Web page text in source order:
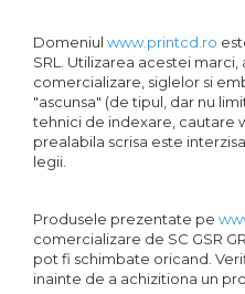
Domeniul www.printcd.ro
SRL. Utilizarea acestei
comercializare, siglelor si
"ascunsa" (de tipul, dar nu
tehnici de indexare, cautare
prealabila scrisa este
legii.
Produsele prezentate pe
comercializare de SC GSR
pot fi schimbate oricand.
inainte de a achizitiona un